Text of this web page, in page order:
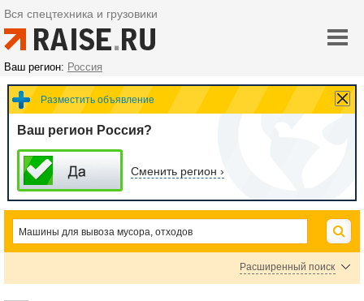
Вся спецтехника и грузовики
Ваш регион: Россия
Разместить объявление
Ваш регион Россия?
Сменить регион ›
Расширенный поиск